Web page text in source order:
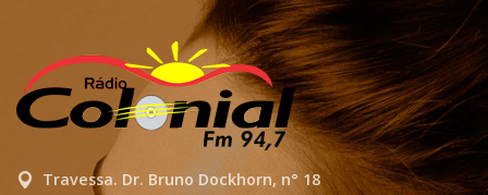
Travessa. Dr. Bruno Dockhorn, n° 18